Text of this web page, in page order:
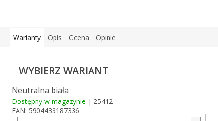
Warianty Opis Ocena Opinie
Neutralna biała
Dostępny w magazynie | 25412
EAN: 5904433187336